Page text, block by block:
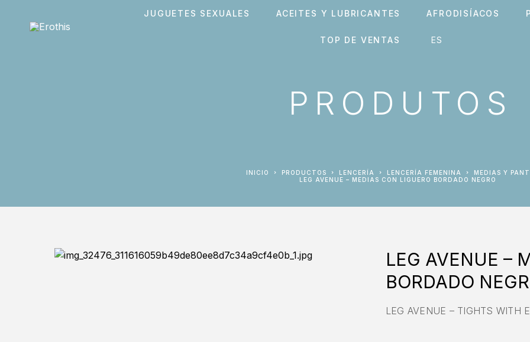
JUGUETES SEXUALES ACEITES Y LUBRICANTES AFRODISÍACOS
TOP DE VENTAS
PRODUTOS
INICIO PRODUCTOS LENCERÍA LENCERÍA FEMENINA
MEDIAS Y
LEG AVENUE – MEDIAS CON LIGUERO BORDADO NEGRO
LEG AVENUE –
BORDADO
LEG AVENUE – TIGHTS WITH